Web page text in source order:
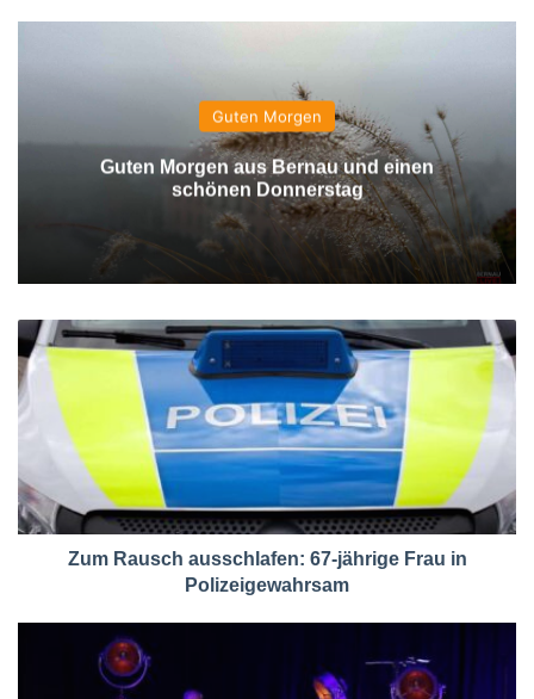
Guten Morgen
Guten Morgen aus Bernau und einen
schönen Donnerstag
Zum Rausch ausschlafen: 67-jährige Frau in
Polizeigewahrsam